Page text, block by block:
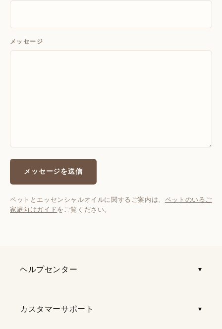
メッセージ
メッセージを送信
ペットとエッセンシャルオイルに関するご案内は、 ペットのいるご
家庭向けガイドをご覧ください。
ヘルプセンター
カスタマーサポート